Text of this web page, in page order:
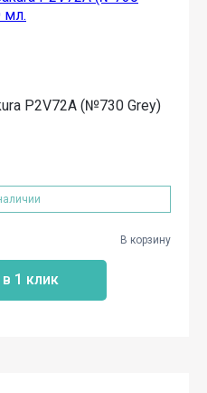
P2V72A (№730 Grey)
В корзину
1 клик